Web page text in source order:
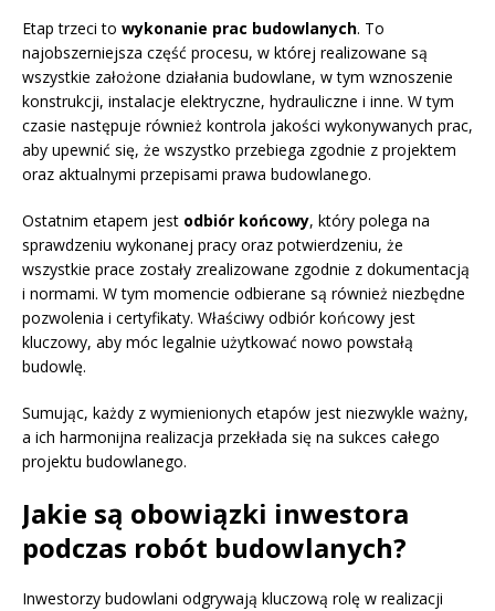
Etap trzeci to wykonanie prac budowlanych. To
najobszerniejsza część procesu, w której realizowane są
wszystkie założone działania budowlane, w tym wznoszenie
konstrukcji, instalacje elektryczne, hydrauliczne i inne. W tym
czasie następuje również kontrola jakości wykonywanych prac,
aby upewnić się, że wszystko przebiega zgodnie z projektem
oraz aktualnymi przepisami prawa budowlanego.
Ostatnim etapem jest odbiór końcowy, który polega na
sprawdzeniu wykonanej pracy oraz potwierdzeniu, że
wszystkie prace zostały zrealizowane zgodnie z dokumentacją
i normami. W tym momencie odbierane są również niezbędne
pozwolenia i certyfikaty. Właściwy odbiór końcowy jest
kluczowy, aby móc legalnie użytkować nowo powstałą
budowlę.
Sumując, każdy z wymienionych etapów jest niezwykle ważny,
a ich harmonijna realizacja przekłada się na sukces całego
projektu budowlanego.
Jakie są obowiązki inwestora
podczas robót budowlanych?
Inwestorzy budowlani odgrywają kluczową rolę w realizacji